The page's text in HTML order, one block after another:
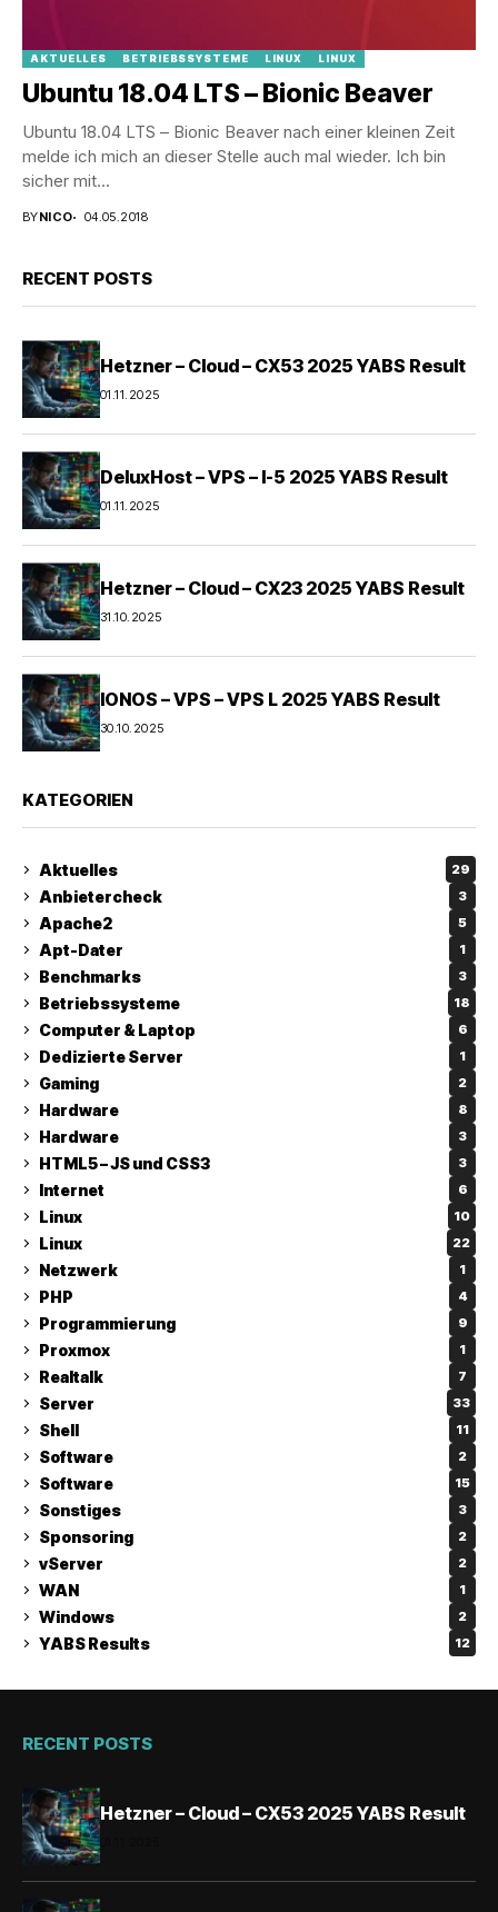
AKTUELLES BETRIEBSSYSTEME LINUX LINUX
Ubuntu 18.04 LTS – Bionic Beaver
Ubuntu 18.04 LTS – Bionic Beaver nach einer kleinen Zeit
melde ich mich an dieser Stelle auch mal wieder. Ich bin
sicher mit...
BYNICO 04.05.2018
RECENT POSTS
Hetzner – Cloud – CX53 2025 YABS Result
01.11.2025
DeluxHost – VPS – I-5 2025 YABS Result
01.11.2025
Hetzner – Cloud – CX23 2025 YABS Result
31.10.2025
IONOS – VPS – VPS L 2025 YABS Result
30.10.2025
KATEGORIEN
Aktuelles 29
Anbietercheck 3
Apache2 5
Apt-Dater 1
Benchmarks 3
Betriebssysteme 18
Computer & Laptop 6
Dedizierte Server 1
Gaming 2
Hardware 8
Hardware 3
HTML5 – JS und CSS3 3
Internet 6
Linux 10
Linux 22
Netzwerk 1
PHP 4
Programmierung 9
Proxmox 1
Realtalk 7
Server 33
Shell 11
Software 2
Software 15
Sonstiges 3
Sponsoring 2
vServer 2
WAN 1
Windows 2
YABS Results 12
RECENT POSTS
Hetzner – Cloud – CX53 2025 YABS Result